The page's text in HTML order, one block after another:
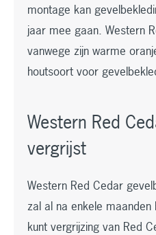
montage kan
jaar mee gaan. Western
vanwege zijn warme
houtsoort voor
Western Red
vergrijst
Western Red Cedar
zal al na enkele
kunt vergrijzing van Red